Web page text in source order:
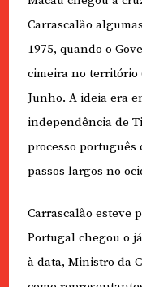
Carrascalão
1975, quando o
cimeira no território
Junho. A ideia era
independência de
processo português
passos largos no
Carrascalão esteve
Portugal chegou o
à data, Ministro da